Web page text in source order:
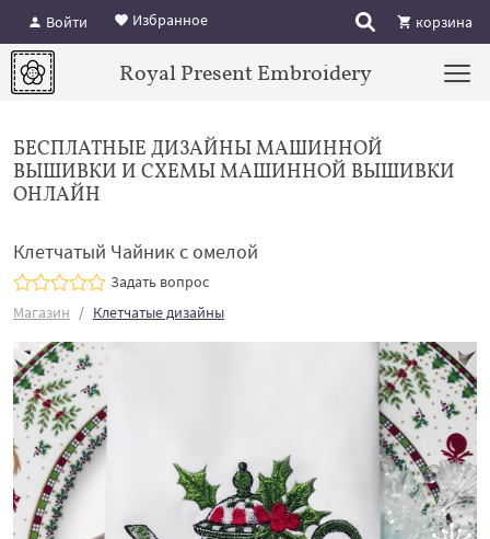
Войти Избранное корзина
Royal Present Embroidery
БЕСПЛАТНЫЕ ДИЗАЙНЫ МАШИННОЙ
ВЫШИВКИ И СХЕМЫ МАШИННОЙ ВЫШИВКИ
ОНЛАЙН
Клетчатый Чайник с омелой
Задать вопрос
Магазин
Клетчатые дизайны